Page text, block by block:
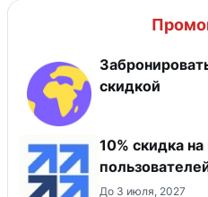
скидкой
10% скидка
До 3 июля, 2027